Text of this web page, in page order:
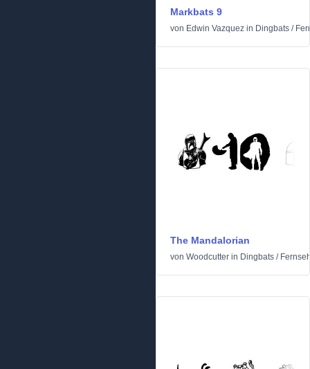
Markbats 9
von Edwin Vazquez in Dingbats /
The Mandalorian
von Woodcutter in Dingbats /